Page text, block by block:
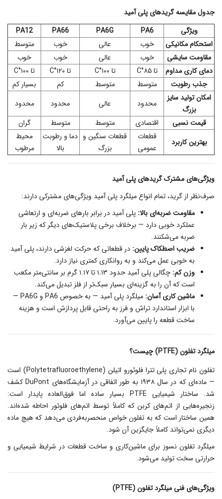
جدول مقایسه گریدهای پلی آمید
ویژگی
PA6
PA6G
PA66
PA12
استحکام مکانیکی
خوب عالی خوب
متوسط
مقاومت سایشی
خوب عالی خوب
خوب
دمای کاری مداوم
تا ۸۵°C تا ۱۰۰°C تا ۱۲۰°C
تا ۱۰۰°C
جذب رطوبت
متوسط متوسط کم
بسیار کم
امکان تولید سایز
بزرگ
محدود عالی محدود
محدود
قیمت نسبی
اقتصادی متوسط متوسط
گران
بهترین کاربرد
قطعات
عمومی
قطعات سنگین و
بزرگ
دما و رطوبت
بالا
محیط
مرطوب
ویژگی‌های مشترک گریدهای پلی آمید
صرف‌نظر از گرید، تمام انواع میلگرد پلی آمید ویژگی‌های مشترکی دارند:
مقاومت ضربه‌ای بالا: پلی آمید در برابر بارهای ضربه‌ای و ارتعاشی
عملکرد خوبی دارد — برخلاف برخی پلاستیک‌های دیگر که زیر بار
ضربه می‌شکنند.
ضریب اصطکاک پایین: در قطعاتی که حرکت لغزشی دارند، پلی آمید
به خوبی عمل می‌کند و به روانکاری کمتری نیاز دارد.
وزن کم:
چگالی پلی آمید حدود ۱.۱۳ تا ۱.۱۷ گرم بر سانتی‌متر مکعب
است که آن را به گزینه‌ای بسیار سبک‌تر از فلز تبدیل می‌کند.
ماشین‌ کاری آسان:
میلگرد پلی آمید — به خصوص PA6 و PA6G —
با ابزار استاندارد تراش و فرز به راحتی قابل پردازش است و هزینه
ساخت قطعه را پایین می‌آورد.
میلگرد تفلون (PTFE) چیست؟
تفلون نام تجاری پلی‌ تترا فلوئورو اتیلن (Polytetrafluoroethylene) است
— ماده‌ای که در سال ۱۹۳۸ به طور اتفاقی در آزمایشگاه‌های DuPont کشف
شد. ساختار شیمیایی PTFE بسیار ساده اما فوق‌العاده پایدار است:
زنجیره‌هایی از اتم‌های کربن که کاملاً توسط اتم‌های فلوئور احاطه شده‌اند.
همین ساختار است که به تفلون خواص منحصربه‌فردی می‌دهد که هیچ ماده
دیگری نمی‌تواند کاملاً جایگزین آن شود.
میلگرد تفلون نسوز برای ماشین‌کاری و ساخت قطعات در شرایط شیمیایی و
حرارتی سخت تولید می‌شود.
ویژگی‌های فنی میلگرد تفلون (PTFE)